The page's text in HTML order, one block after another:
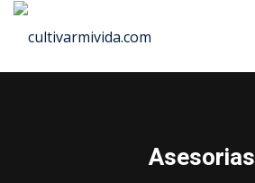
Asesorias